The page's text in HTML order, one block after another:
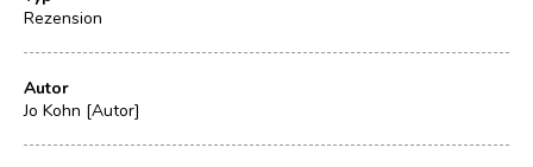
Rezension
Autor
Jo Kohn [Autor]